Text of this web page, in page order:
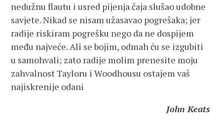
nedužnu flautu i usred pijenja čaja slušao udobne
savjete. Nikad se nisam užasavao pogrešaka; jer
radije riskiram pogrešku nego da ne dospijem
među najveće. Ali se bojim, odmah ću se izgubiti
u samohvali; zato radije molim prenesite moju
zahvalnost Tayloru i Woodhousu ostajem vaš
najiskrenije odani
John Keats